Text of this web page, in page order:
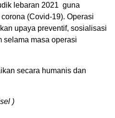
lebaran 2021 guna
(Covid-19). Operasi
upaya preventif, sosialisasi
selama masa operasi
secara humanis dan
)